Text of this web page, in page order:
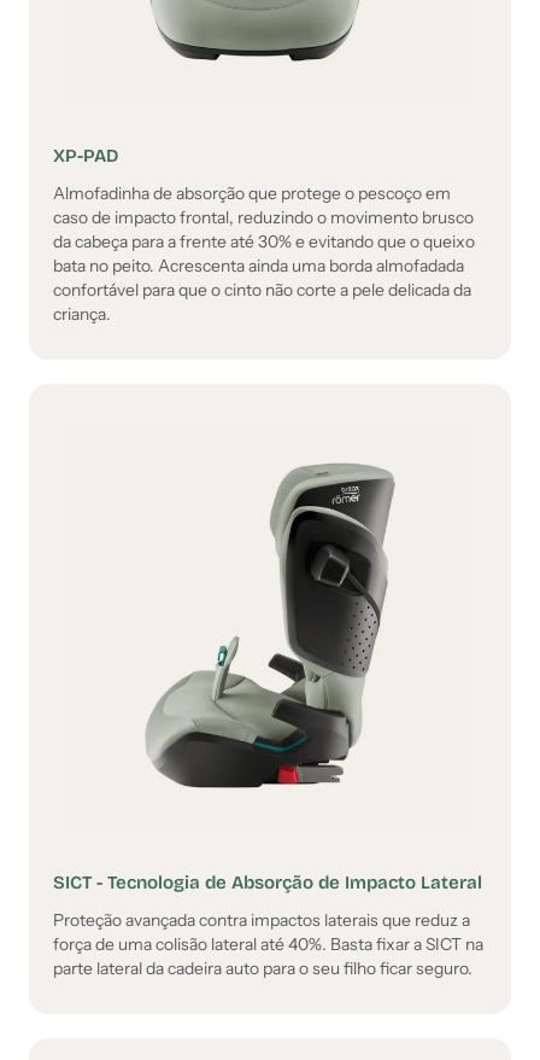
XP-PAD
Almofadinha de absorção que protege o pescoço em
caso de impacto frontal, reduzindo o movimento brusco
da cabeça para a frente até 30% e evitando que o queixo
bata no peito. Acrescenta ainda uma borda almofadada
confortável para que o cinto não corte a pele delicada da
criança.
SICT - Tecnologia de Absorção de Impacto Lateral
Proteção avançada contra impactos laterais que reduz a
força de uma colisão lateral até 40%. Basta fixar a SICT na
parte lateral da cadeira auto para o seu filho ficar seguro.